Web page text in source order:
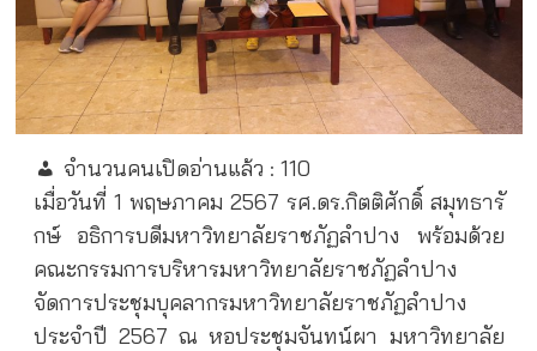
จำนวนคนเปิดอ่านแล้ว : 110
เมื่อวันที่ 1 พฤษภาคม 2567 รศ.ดร.กิตติศักดิ์ สมุทธารั
กษ์ อธิการบดีมหาวิทยาลัยราชภัฏลำปาง พร้อมด้วย
คณะกรรมการบริหารมหาวิทยาลัยราชภัฏลำปาง
จัดการประชุมบุคลากรมหาวิทยาลัยราชภัฏลำปาง
ประจำปี 2567 ณ หอประชุมจันทน์ผา มหาวิทยาลัย